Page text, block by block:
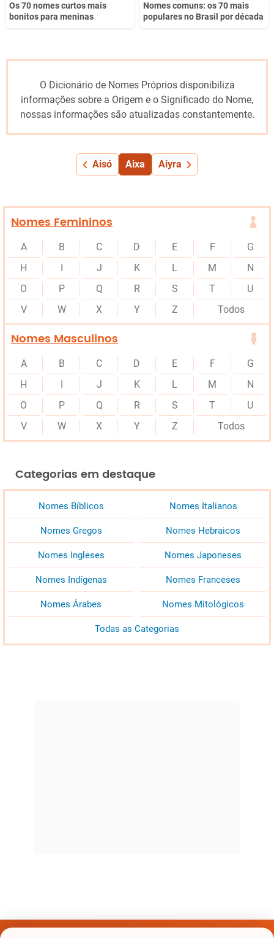
Os 70 nomes curtos mais
bonitos para meninas
Nomes comuns: os 70 mais
populares no Brasil por década
O Dicionário de Nomes Próprios disponibiliza
informações sobre a Origem e o Significado do Nome,
nossas informações são atualizadas constantemente.
Aisó Aixa Aiyra
Nomes Femininos
A B C D E F
G
H
J K L M
N
O
P Q R S T
U
V
W X Y Z Todos
Nomes Masculinos
A B C D E F
G
H
J K L M
N
O
P Q R S T
U
V
W X Y Z Todos
Categorias em destaque
Nomes Bíblicos Nomes Italianos
Nomes Gregos Nomes Hebraicos
Nomes Ingleses Nomes Japoneses
Nomes Indígenas Nomes Franceses
Nomes Árabes Nomes Mitológicos
Todas as Categorias